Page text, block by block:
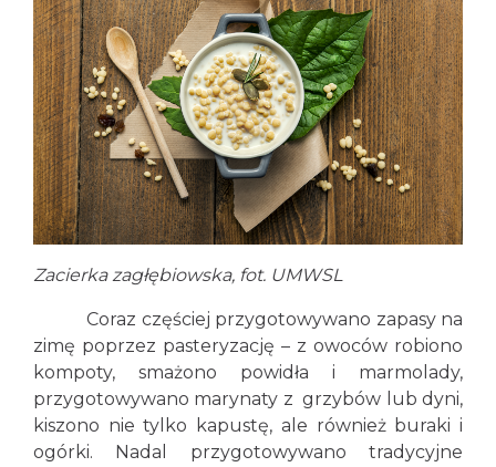
Zacierka zagłębiowska, fot. UMWSL
Coraz częściej przygotowywano zapasy na
zimę poprzez pasteryzację – z owoców robiono
kompoty, smażono powidła i marmolady,
przygotowywano marynaty z grzybów lub dyni,
kiszono nie tylko kapustę, ale również buraki i
ogórki. Nadal przygotowywano tradycyjne